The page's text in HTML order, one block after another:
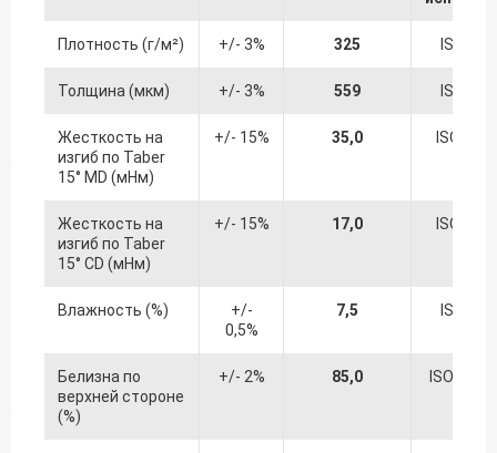
Плотность (г/м²) +/- 3% 325 ISO 536
Толщина (мкм) +/- 3% 559 ISO 534
Жесткость на
изгиб по Taber
15° MD (мНм)
+/- 15% 35,0 ISO
Жесткость на
изгиб по Taber
15° CD (мНм)
+/- 15% 17,0 ISO
Влажность (%)
+/-
0,5%
7,5 ISO 287
Белизна по
верхней стороне
(%)
+/- 2% 85,0 ISO